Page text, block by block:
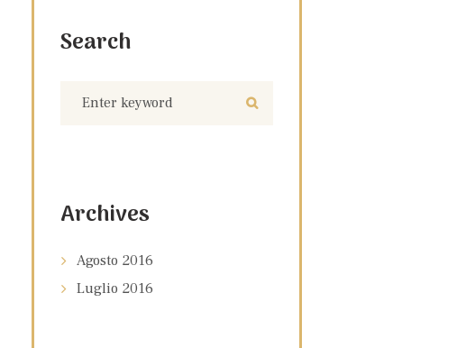
Search
Archives
Agosto 2016
Luglio 2016